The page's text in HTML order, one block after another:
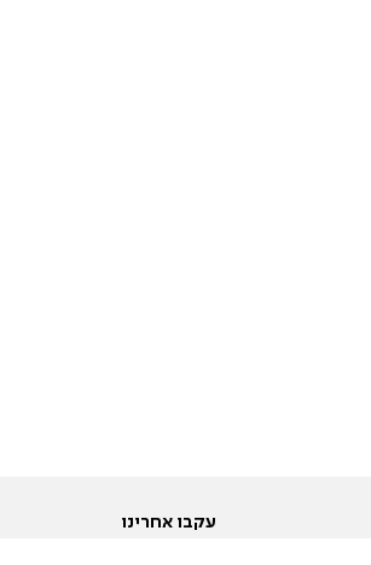
עקבו אחרינו